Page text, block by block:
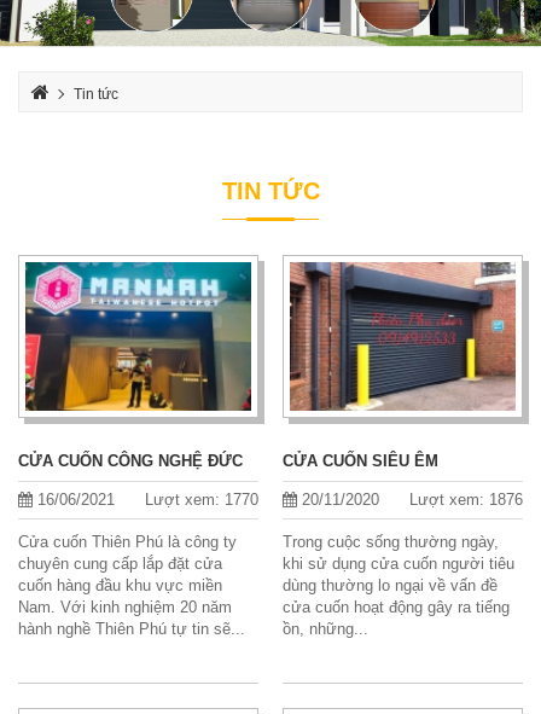
Tin tức
TIN TỨC
CỬA CUỐN CÔNG NGHỆ ĐỨC
16/06/2021 Lượt xem: 1770
Cửa cuốn Thiên Phú là công ty
chuyên cung cấp lắp đặt cửa
cuốn hàng đầu khu vực miền
Nam. Với kinh nghiệm 20 năm
hành nghề Thiên Phú tự tin sẽ...
CỬA CUỐN SIÊU ÊM
20/11/2020 Lượt xem: 1876
Trong cuộc sống thường ngày,
khi sử dụng cửa cuốn người tiêu
dùng thường lo ngại về vấn đề
cửa cuốn hoạt động gây ra tiếng
ồn, những...